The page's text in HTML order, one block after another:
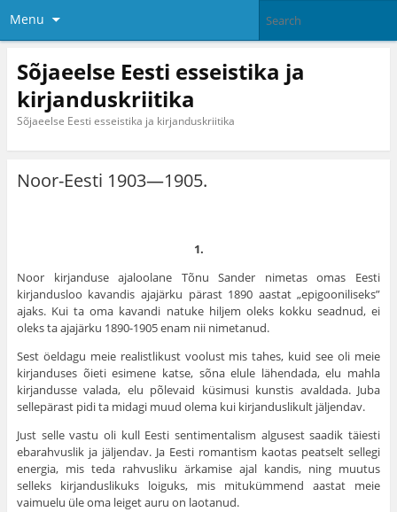
Menu
Sõjaeelse Eesti esseistika ja
kirjanduskriitika
Sõjaeelse Eesti esseistika ja kirjanduskriitika
Noor-Eesti 1903—1905.
1.
Noor kirjanduse ajaloolane Tõnu Sander nimetas omas Eesti
kirjandusloo kavandis ajajärku pärast 1890 aastat „epigooniliseks”
ajaks. Kui ta oma kavandi natuke hiljem oleks kokku seadnud, ei
oleks ta ajajärku 1890-1905 enam nii nime­tanud.
Sest öeldagu meie realistlikust voolust mis tahes, kuid see oli meie
kirjanduses õieti esimene katse, sõna elule lähendada, elu mahla
kirjandusse valada, elu põlevaid küsimusi kunstis avaldada. Juba
sellepärast pidi ta midagi muud olema kui kirjanduslikult jäljendav.
Just selle vastu oli kull Eesti sentimentalism algusest saadik täiesti
ebarahvuslik ja jäljendav. Ja Eesti romantism kaotas peatselt sellegi
energia, mis teda rahvusliku ärkamise ajal kandis, ning muutus
selleks kirjanduslikuks loiguks, mis mitu­kümmend aastat meie
vaimuelu üle oma leiget auru on laotanud.